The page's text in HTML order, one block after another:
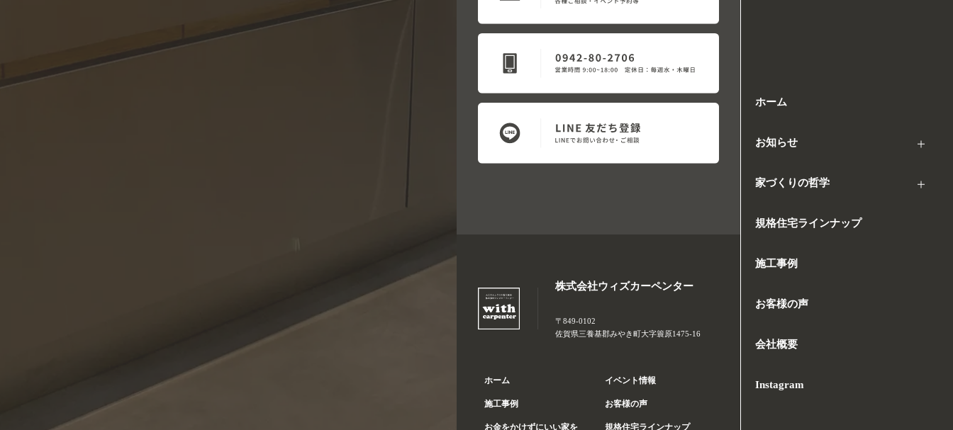
ホーム
お知らせ
家づくりの哲学
規格住宅ラインナップ
施工事例
お客様の声
会社概要
Instagram
株式会社ウィズカーペンター
〒849-0102
佐賀県三養基郡みやき町大字簑原1475-16
ホーム
施工事例
お金をかけずにいい家を
イベント情報
お客様の声
規格住宅ラインナップ